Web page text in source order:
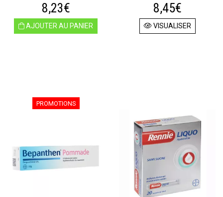
8,23€
AJOUTER AU PANIER
8,45€
VISUALISER
PROMOTIONS